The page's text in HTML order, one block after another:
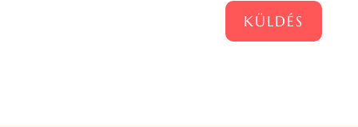
KÜLDÉS